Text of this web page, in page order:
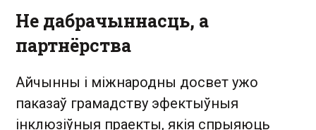
Не дабрачыннасць, а
партнёрства
Айчынны і міжнародны досвет ужо
паказаў грамадству эфектыўныя
інклюзіўныя праекты, якія спрыяюць